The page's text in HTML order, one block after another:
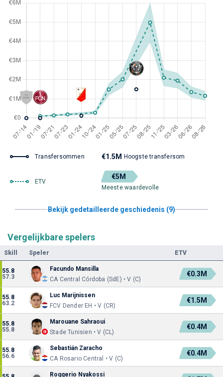
Transfersommen €1.5M Hoogste transfersom
ETV
€5M
Meeste waardevolle
Bekijk gedetailleerde geschiedenis (9)
Vergelijkbare spelers
Skill Speler ETV
55.8
57.3
Facundo Mansilla
CA Central Córdoba (SdE) • V (C)
€0.3M
55.8
63.2
Luc Marijnissen
FCV Dender EH • V (CR)
€1.5M
55.8
55.8
Marouane Sahraoui
Stade Tunisien • V (CL)
€0.4M
55.8
56.6
Sebastián Zaracho
CA Rosario Central • V (C)
€0.4M
Roggerio Nyakossi